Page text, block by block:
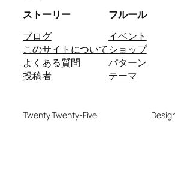
ストーリー
ブログ
このサイトについて
よくある質問
投稿者
フルール
イベント
ショップ
パターン
テーマ
Twenty Twenty-Five